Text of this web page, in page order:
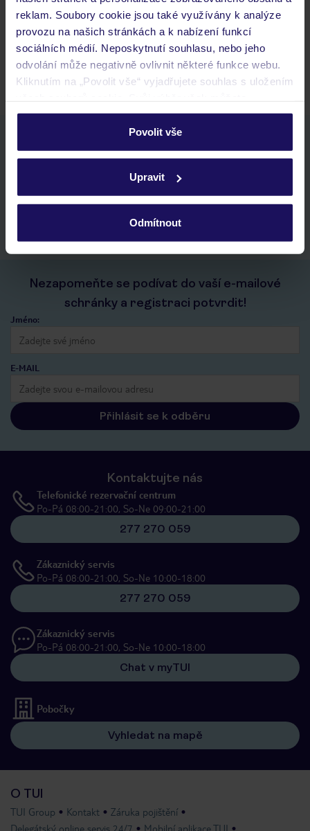
reklam. Soubory cookie jsou také využívány k analýze
provozu na našich stránkách a k nabízení funkcí
sociálních médií. Neposkytnutí souhlasu, nebo jeho
odvolání může negativně ovlivnit některé funkce webu.
Kliknutím na „Povolit vše“ vyjadřujete souhlas s uložením
personalizovat v sekci „Personalizace“.
Podrobné informace o souborech cookie naleznete v
ochrany osobních údajů.
Povolit vše
Upravit
Odmítnout
Budeme ubytováni ihned po příjezdu do hotelu?
Kam jít po přistání a vyzvednutí zavazadel?
Zobrazit další
Stáhněte si bezplatnou aplikaci TUI
rychlé vyhledávání a prohlížení nabídek
seznam oblíbených nabídek a možnost jejich sdílení
kontakt s TUI a všechny informace o tvé rezervaci v myTUI
Nezapomeňte se podívat do vaší e-mailové
schránky a registraci potvrdit!
Jméno:
E-MAIL
Přihlásit se k odběru
Kontaktujte nás
Telefonické rezervační centrum
Po-Pá 08:00-21:00, So-Ne 09:00-21:00
277 270 059
Zákaznický servis
Po-Pá 08:00-21:00, So-Ne 10:00-18:00
277 270 059
Zákaznický servis
Po-Pá 08:00-21:00, So-Ne 10:00-18:00
Chat v myTUI
Pobočky
Vyhledat na mapě
O TUI
TUI Group Kontakt
Záruka pojištění
Delegátský online servis 24/7
Mobilní aplikace TUI